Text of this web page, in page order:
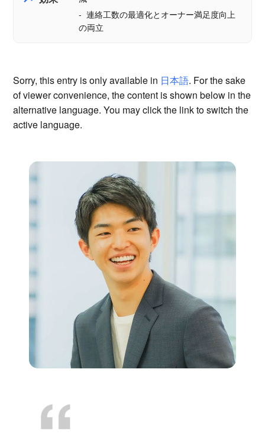
連絡工数の最適化とオーナー満足度向上
の両立
Sorry, this entry is only available in 日本語. For the sake
of viewer convenience, the content is shown below in the
alternative language. You may click the link to switch the
active language.